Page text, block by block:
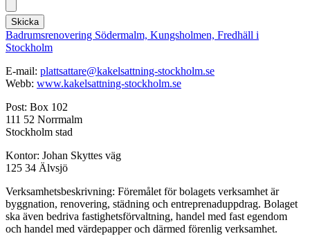
Skicka
Badrumsrenovering Södermalm, Kungsholmen, Fredhäll i
Stockholm
E-mail: plattsattare@kakelsattning-stockholm.se
Webb: www.kakelsattning-stockholm.se
Post: Box 102
111 52 Norrmalm
Stockholm stad
Kontor: Johan Skyttes väg
125 34 Älvsjö
Verksamhetsbeskrivning: Föremålet för bolagets verksamhet är
byggnation, renovering, städning och entreprenaduppdrag. Bolaget
ska även bedriva fastighetsförvaltning, handel med fast egendom
och handel med värdepapper och därmed förenlig verksamhet.